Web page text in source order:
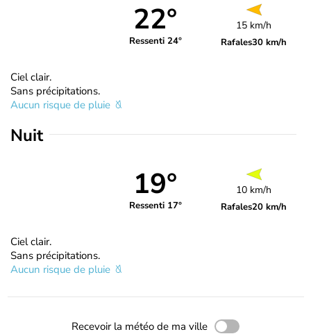
22°
Ressenti 24°
15 km/h
Rafales30 km/h
Ciel clair.
Sans précipitations.
Aucun risque de pluie
Nuit
19°
Ressenti 17°
10 km/h
Rafales20 km/h
Ciel clair.
Sans précipitations.
Aucun risque de pluie
Recevoir la météo de ma ville